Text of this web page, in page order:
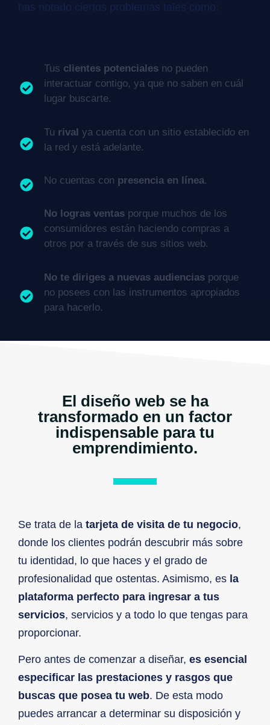
has notado ciertos problemas tales como:
Tus clientes potencialesno pueden
interactuar contigo, ya que no saben en cuál
lugar buscarte.
Tu rival ya cuenta con un sitio establecido en
la red y está adelante.
No cuentas con presencia en línea.
No logras ventasporque muchos de los
consumidores están haciendo compras a
otros por a través de sus sitios web.
No te diriges a nuevas audienciasporque
no posees con las instrumentos apropiados
para hacerlo.
El diseño web se ha
transformado en un factor
indispensable para tu
emprendimiento.
Se trata de la tarjeta de visita de tu negocio,
donde los clientes podrán descubrir más sobre
tu identidad, lo que haces y el grado de
profesionalidad que ostentas. Asimismo, es la
plataforma perfecto para ingresar a tus
servicios, servicios y a todo lo que tengas para
proporcionar.
Pero antes de comenzar a diseñar, es esencial
especificar las prestaciones y rasgos que
buscas que posea tu web. De esta modo
puedes arrancar a determinar su disposición y